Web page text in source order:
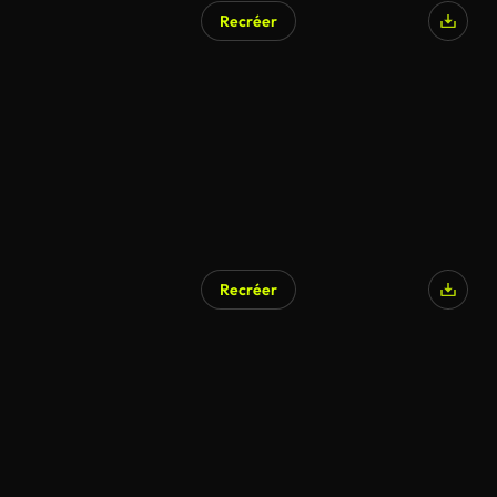
Recréer
Recréer